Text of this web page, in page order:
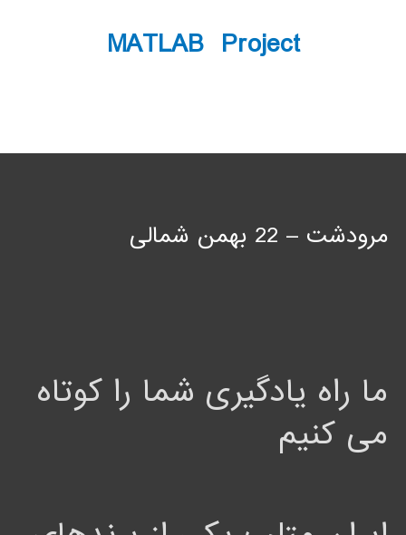
MATLAB Project
مرودشت – 22 بهمن شمالی
ما راه یادگیری شما را کوتاه
می کنیم